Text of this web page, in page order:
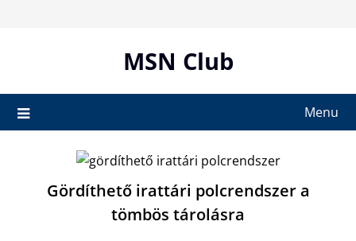
MSN Club
Menu
Gördíthető irattári polcrendszer a
tömbös tárolásra